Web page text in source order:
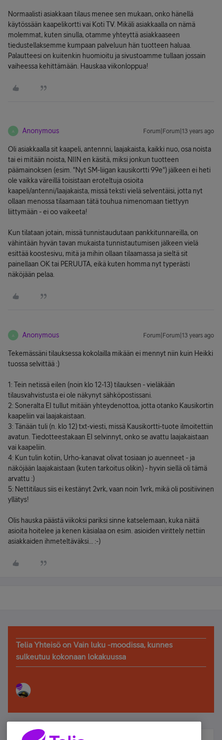
Normaalisti asiakkaan tilaus menee sen mukaan, onko hänellä
käytössään kaapelikortti vai Koti TV. Mikäli asiakkaalla on nämä
molemmat, kuten sinulla, otamme yhteyttä asiakkaaseen
tiedustellaksemme kumpaan palveluun hän tuotteen haluaa.
Palautteesi on kuitenkin huomioitu ja sivustoamme tullaan jossain
vaiheessa kehittämään. Hauskaa viikonloppua!
A Anonymous Forum|Forum|13 years ago
Oli asiakkaalla sit kaapeli, antennni, laajakaista, kaikki nuo, osa noista
tai ei mitään noista, NIIN en käsitä, miksi jonkun tuotteen
päämainoksen (esim. "Nyt SM-liigan kausikortti 99e") jälkeen ei heti
ole vaikka väreillä toisistaan eroteltuja osioita
kaapeli/antenni/laajakaista, missä teksti vielä selventäisi, jotta nyt
ollaan menossa tilaamaan tätä touhua nimenomaan tiettyyn
liittymään - ei oo vaikeeta!
Kun tilataan jotain, missä tunnistaudutaan pankkitunnareilla, on
vähintään hyvän tavan mukaista tunnistautumisen jälkeen vielä
esittää koostesivu, mitä ja mihin ollaan tilaamassa ja sieltä sit
painellaan OK tai PERUUTA, eikä kuten homma nyt typerästi
näköjään pelaa.
A Anonymous Forum|Forum|13 years ago
Tekemässäni tilauksessa kokolailla mikään ei mennyt niin kuin Heikki
tuossa selvittää :)
1: Tein netissä eilen (noin klo 12-13) tilauksen - vieläkään
tilausvahvistusta ei ole näkynyt sähköpostissani.
2: Soneralta EI tullut mitään yhteydenottoa, jotta otanko Kausikortin
kaapeliin vai laajakaistaan.
3: Tänään tuli (n. klo 12) txt-viesti, missä Kausikortti-tuote ilmoitettiin
avatun. Tiedotteestakaan EI selvinnyt, onko se avattu laajakaistaan
vai kaapeliin.
4: Kun tulin kotiin, Urho-kanavat olivat tosiaan jo auenneet - ja
näköjään laajakaistaan (kuten tarkoitus olikin) - hyvin siellä oli tämä
arvattu :)
5: Nettitilaus siis ei kestänyt 2vrk, vaan noin 1vrk, mikä oli positiivinen
yllätys!
Olis hauska päästä viikoksi pariksi sinne katselemaan, kuka näitä
asioita hoitelee ja kenen käsialaa on esim. asioiden virittely nettiin
asiakkaiden ihmeteltäväksi... :-)
Telia Yhteisö on Vain luku -moodissa, kunnes
sulkeutuu kokonaan lokakuussa